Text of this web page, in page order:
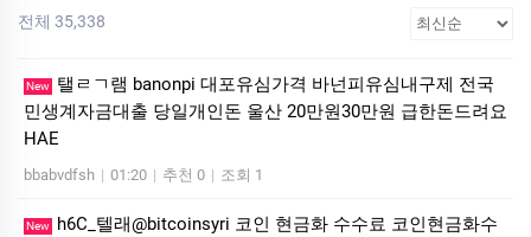
전체 35,338
New
탤ㄹㄱ램 banonpi 대포유심가격 바넌피유심내구제 전국
민생계자금대출 당일개인돈 울산 20만원30만원 급한돈드려요
HAE
bbabvdfsh | 01:20 | 추천 0 | 조회 1
New
h6C_텔래@bitcoinsyri 코인 현금화 수수료 코인현금화수